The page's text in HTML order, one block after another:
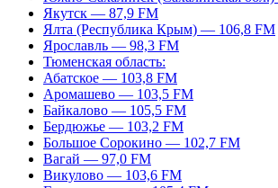
Якутск — 87,9 FM
Ялта (Республика Крым) — 106,8 FM
Ярославль — 98,3 FM
Тюменская область:
Абатское — 103,8 FM
Аромашево — 103,5 FM
Байкалово — 105,5 FM
Бердюжье — 103,2 FM
Большое Сорокино — 102,7 FM
Вагай — 97,0 FM
Викулово — 103,6 FM